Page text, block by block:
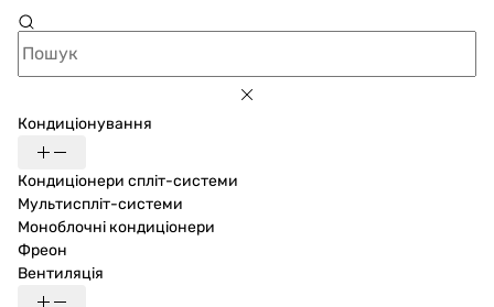
Кондиціонування
Кондиціонери спліт-системи
Мультиспліт-системи
Моноблочні кондиціонери
Фреон
Вентиляція